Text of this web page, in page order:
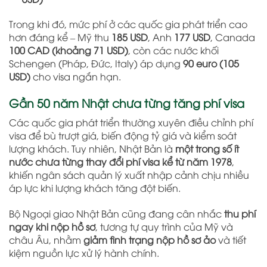
Trong khi đó, mức phí ở các quốc gia phát triển cao
hơn đáng kể – Mỹ thu 185 USD, Anh 177 USD, Canada
100 CAD (khoảng 71 USD), còn các nước khối
Schengen (Pháp, Đức, Italy) áp dụng 90 euro (105
USD)cho visa ngắn hạn.
Gần 50 năm Nhật chưa từng tăng phí visa
Các quốc gia phát triển thường xuyên điều chỉnh phí
visa để bù trượt giá, biến động tỷ giá và kiểm soát
lượng khách. Tuy nhiên, Nhật Bản là một trong số ít
nước chưa từng thay đổi phí visa kể từ năm 1978,
khiến ngân sách quản lý xuất nhập cảnh chịu nhiều
áp lực khi lượng khách tăng đột biến.
Bộ Ngoại giao Nhật Bản cũng đang cân nhắcthu phí
ngay khi nộp hồ sơ, tương tự quy trình của Mỹ và
châu Âu, nhằm giảm tình trạng nộp hồ sơ ảovà tiết
kiệm nguồn lực xử lý hành chính.